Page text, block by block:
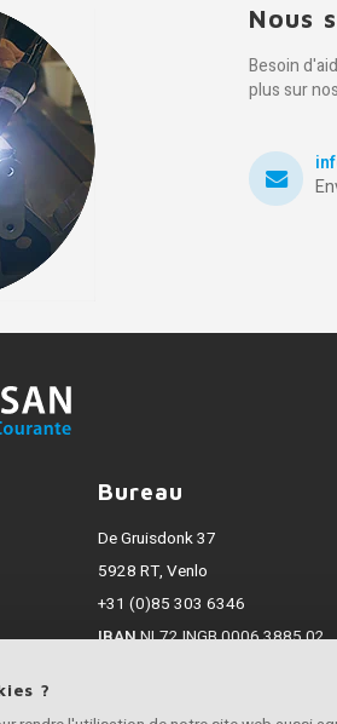
Nous
Besoin
plus sur
la TVA
Bureau
De Gruisdonk 37
5928 RT, Venlo
+31 (0)85 303 6346
IBANNL72 INGB 0006 3885 02
?